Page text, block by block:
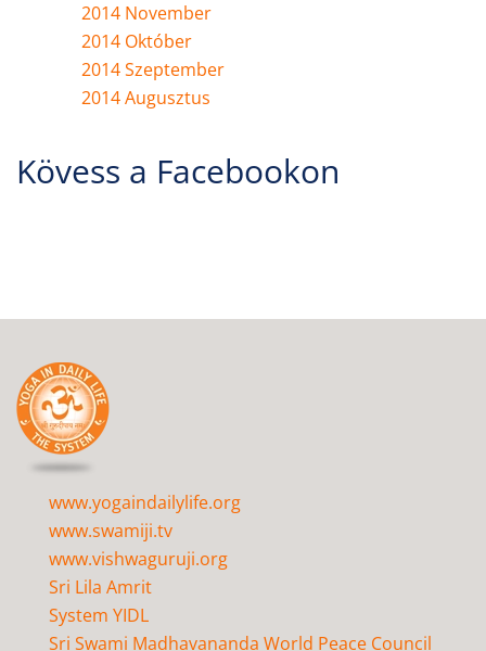
2014 November
2014 Október
2014 Szeptember
2014 Augusztus
Kövess a Facebookon
www.yogaindailylife.org
www.swamiji.tv
www.vishwaguruji.org
Sri Lila Amrit
System YIDL
Sri Swami Madhavananda World Peace Council